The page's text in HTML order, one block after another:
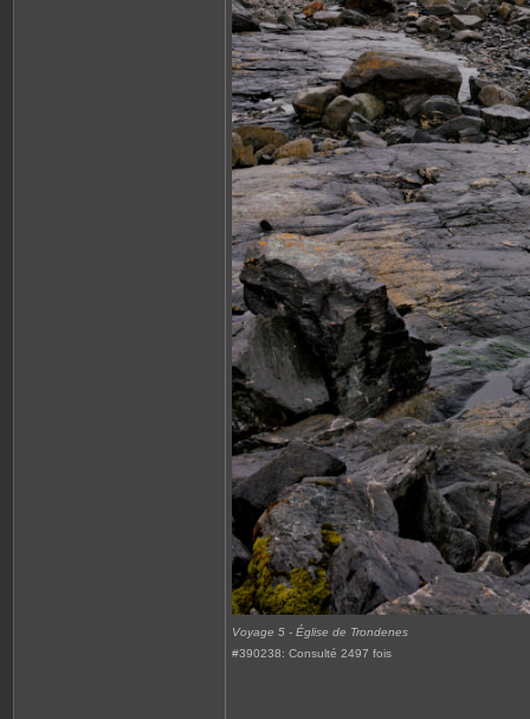
Voyage 5 - Église de Trondenes
#390238: Consulté 2497 fois